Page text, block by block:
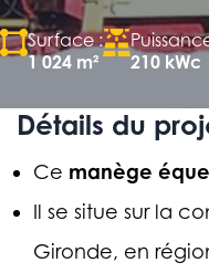
Surface :
1 024 m²
210 kWc
Détails du
Ce manège
Il se situe sur la
Gironde, en